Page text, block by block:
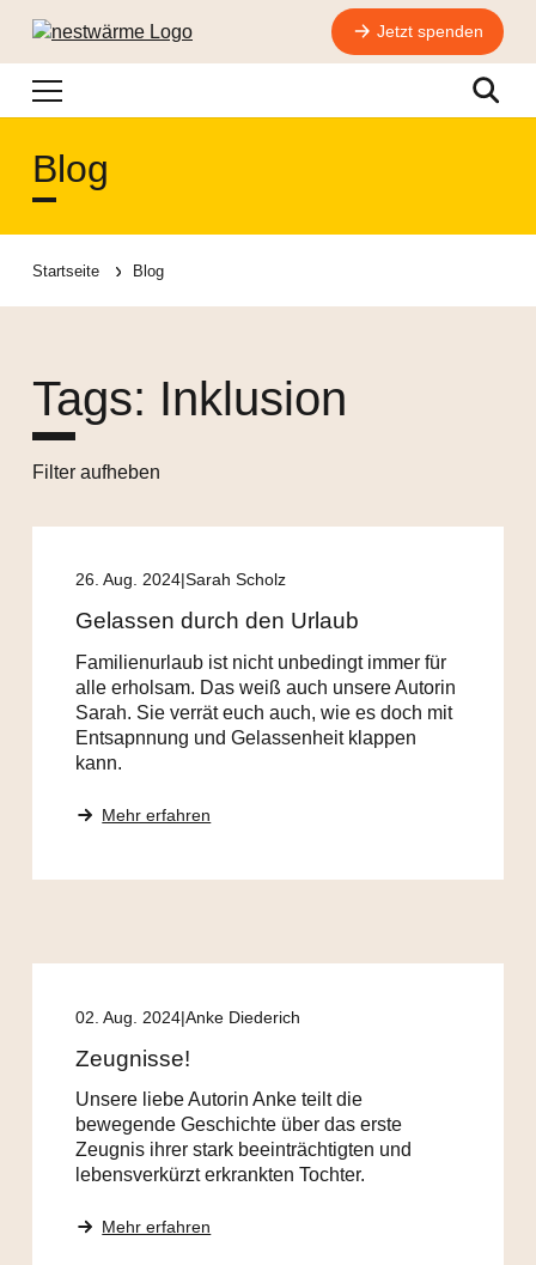
Jetzt spenden
Navigation Suche
Blog
Startseite Blog
Tags: Inklusion
Filter aufheben
26. Aug. 2024 Sarah Scholz
Gelassen durch den Urlaub
Familienurlaub ist nicht unbedingt immer für
alle erholsam. Das weiß auch unsere Autorin
Sarah. Sie verrät euch auch, wie es doch mit
Entsapnnung und Gelassenheit klappen
kann.
Mehr erfahren
02. Aug. 2024 Anke Diederich
Zeugnisse!
Unsere liebe Autorin Anke teilt die
bewegende Geschichte über das erste
Zeugnis ihrer stark beeinträchtigten und
lebensverkürzt erkrankten Tochter.
Mehr erfahren